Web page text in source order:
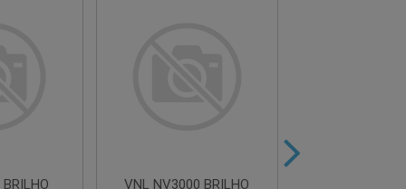
VNL NV3000 BRILHO